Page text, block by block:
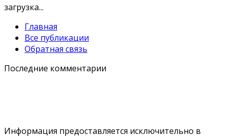
загрузка...
Главная
Все публикации
Обратная связь
Последние комментарии
Информация предоставляется исключительно в